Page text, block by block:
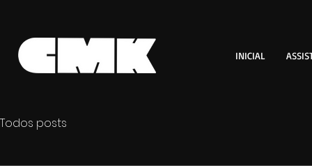
INICIAL
Todos posts